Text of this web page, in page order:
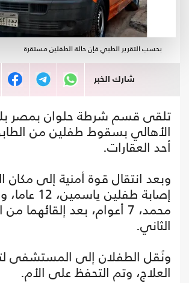
بحسب التقرير الطبي فإن حالة الطفلين مستقرة
شارك الخبر
تلقى قسم شرطة حلوان بمصر
الأهالي بسقوط طفلين من
أحد العقارات.
وبعد انتقال قوة أمنية إلى مكان
إصابة طفلين
محمد، 7 أعوام، بعد إلقائهما
الثاني.
ونُقل الطفلان إلى المستشفى
العلاج، وتم التحفظ على الأم.